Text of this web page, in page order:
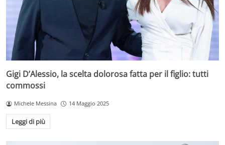
Gigi D’Alessio, la scelta dolorosa fatta per il figlio: tutti
commossi
Michele Messina 14 Maggio 2025
Leggi di più